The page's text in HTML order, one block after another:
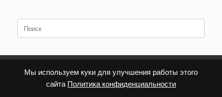
Мы используем куки для улучшения работы этого
сайта Политика конфиденциальности
по: